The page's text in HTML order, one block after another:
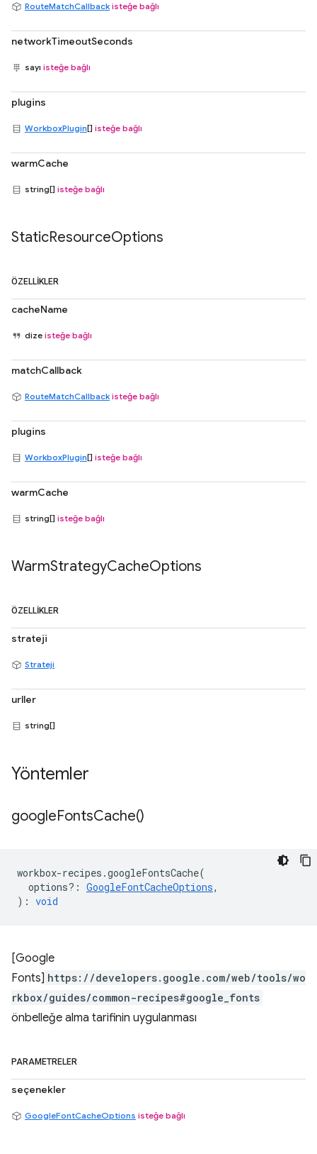
RouteMatchCallback isteğe bağlı
networkTimeoutSeconds
sayı isteğe bağlı
plugins
WorkboxPlugin[] isteğe bağlı
warmCache
string[] isteğe bağlı
StaticResourceOptions
ÖZELLIKLER
cacheName
dize isteğe bağlı
matchCallback
RouteMatchCallback isteğe bağlı
plugins
WorkboxPlugin[] isteğe bağlı
warmCache
string[] isteğe bağlı
WarmStrategyCacheOptions
ÖZELLIKLER
strateji
Strateji
urller
string[]
Yöntemler
googleFontsCache()
workbox-recipes .googleFontsCache(
options? : GoogleFontCacheOptions,
) : void
[Google
Fonts] https://developers.google.com/web/tools/wo
rkbox/guides/common-recipes#google_fonts
önbelleğe alma tarifinin uygulanması
PARAMETRELER
seçenekler
GoogleFontCacheOptions isteğe bağlı